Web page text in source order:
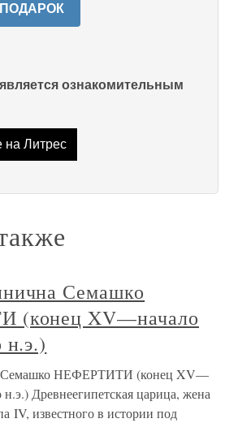
ознакомительным
на Литрес
Семашко
(конец XV—начало
н.э.)
Семашко НЕФЕРТИТИ (конец XV—
Древнеегипетская царица, жена
IV, известного в истории под